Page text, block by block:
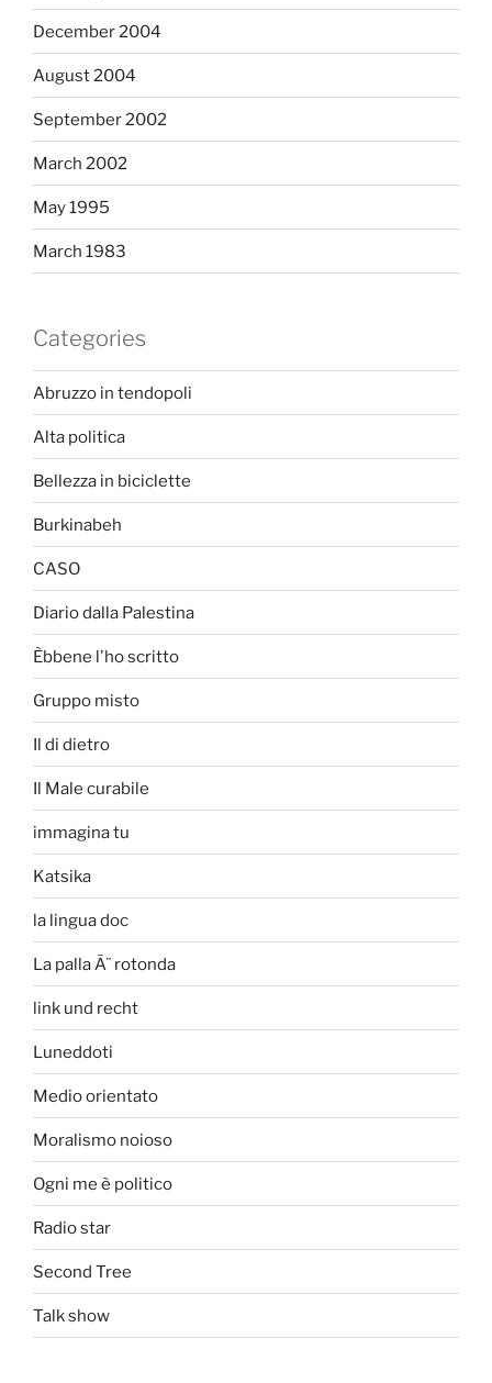
December 2004
August 2004
September 2002
March 2002
May 1995
March 1983
Categories
Abruzzo in tendopoli
Alta politica
Bellezza in biciclette
Burkinabeh
CASO
Diario dalla Palestina
Èbbene l'ho scritto
Gruppo misto
Il di dietro
Il Male curabile
immagina tu
Katsika
la lingua doc
La palla Ã¨ rotonda
link und recht
Luneddoti
Medio orientato
Moralismo noioso
Ogni me è politico
Radio star
Second Tree
Talk show